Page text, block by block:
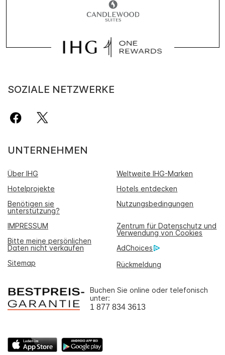
SOZIALE NETZWERKE
UNTERNEHMEN
Über IHG
Weltweite IHG-Marken
Hotelprojekte
Hotels entdecken
Benötigen sie
unterstützung?
Nutzungsbedingungen
IMPRESSUM
Zentrum für Datenschutz und
Verwendung von Cookies
Bitte meine persönlichen
Daten nicht verkaufen
AdChoices
Sitemap
Rückmeldung
Buchen Sie online oder telefonisch
unter:
1 877 834 3613